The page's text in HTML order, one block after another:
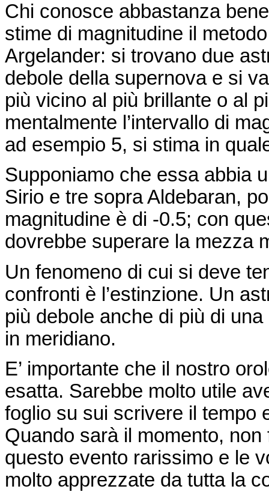
Chi conosce abbastanza
stime di magnitudine il
Argelander: si trovano due
debole della supernova e si
più vicino al più brillante o al
mentalmente l’intervallo di
ad esempio 5, si stima in
Supponiamo che essa abbia
Sirio e tre sopraAldebaran,
magnitudine è di -0.5; con
dovrebbe superare la mezza
Un fenomeno di cui si deve
confronti è l’estinzione. Un
più debole anche di più di
in meridiano.
E’ importante che il nostro
esatta. Sarebbe molto utile
foglio su sui scrivere il tempo
Quando sarà il momento,
questo evento rarissimo e le
molto apprezzate da tutta la